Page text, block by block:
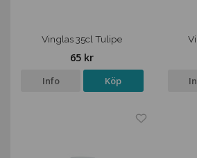
Vinglas 35cl Tulipe
65 kr
Info Köp